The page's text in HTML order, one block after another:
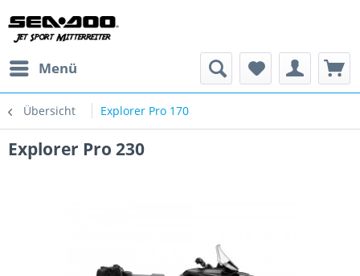
Menü
Übersicht Explorer Pro 170
Explorer Pro 230